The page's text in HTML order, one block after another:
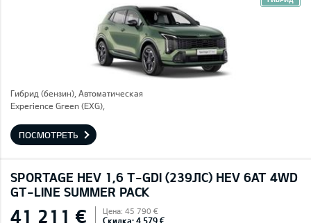
Гибрид (бензин), Автоматическая
Experience Green (EXG),
ПОСМОТРЕТЬ
SPORTAGE HEV 1,6 T-GDI (239ЛС) HEV 6AT 4WD
GT-LINE SUMMER PACK
41 211 € Цена: 45 790 €
Скидка: 4 579 €